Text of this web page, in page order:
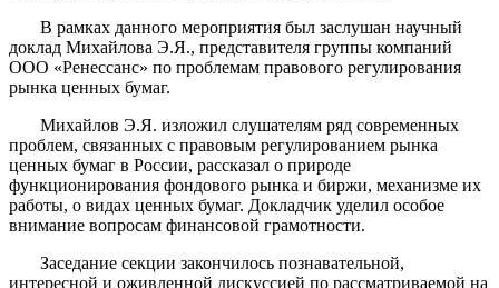
В рамках данного мероприятия был заслушан научный
доклад Михайлова Э.Я., представителя группы компаний
ООО «Ренессанс» по проблемам правового регулирования
рынка ценных бумаг.
Михайлов Э.Я. изложил слушателям ряд современных
проблем, связанных с правовым регулированием рынка
ценных бумаг в России, рассказал о природе
функционирования фондового рынка и биржи, механизме их
работы, о видах ценных бумаг. Докладчик уделил особое
внимание вопросам финансовой грамотности.
Заседание секции закончилось познавательной,
интересной и оживленной дискуссией по рассматриваемой на